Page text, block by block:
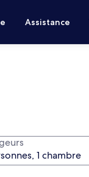
Assistance